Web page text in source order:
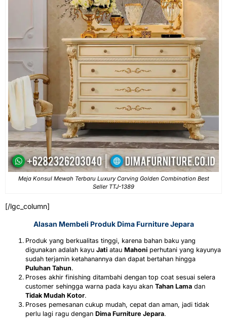
Meja Konsul Mewah Terbaru Luxury Carving Golden Combination Best
Seller TTJ-1389
[/lgc_column]
Alasan Membeli Produk Dima Furniture Jepara
Produk yang berkualitas tinggi, karena bahan baku yang
digunakan adalah kayu Jati atau Mahoni perhutani yang kayunya
sudah terjamin ketahanannya dan dapat bertahan hingga
Puluhan Tahun.
Proses akhir finishing ditambahi dengan top coat sesuai selera
customer sehingga warna pada kayu akan Tahan Lama dan
Tidak Mudah Kotor.
Proses pemesanan cukup mudah, cepat dan aman, jadi tidak
perlu lagi ragu dengan Dima Furniture Jepara.